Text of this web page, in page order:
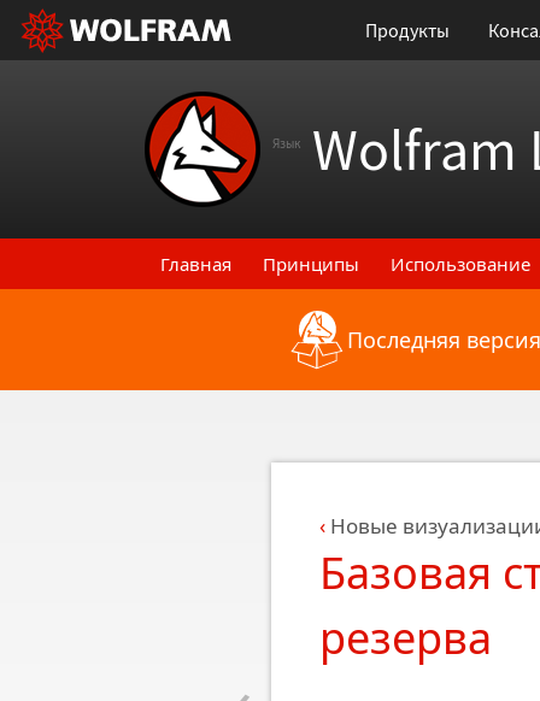
Продукты
Язык Wolfram
Главная Принципы Использование
Назад к последнимПоследняя
Новые
Базовая
резерва